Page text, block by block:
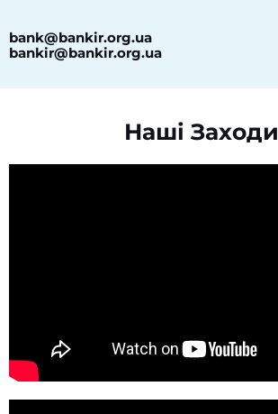
bank@bankir.org.ua
bankir@bankir.org.ua
Наші Заходи​